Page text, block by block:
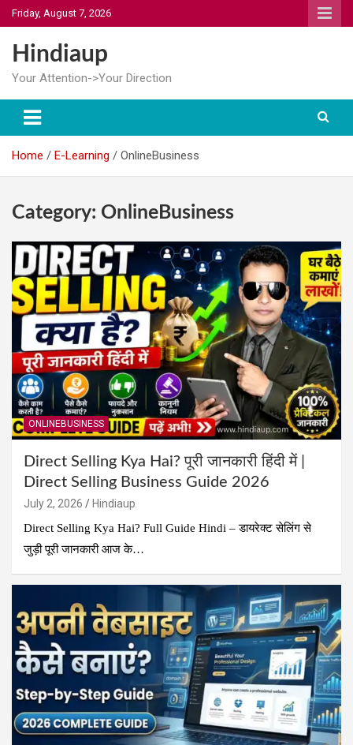
Skip
to
content
Friday, August 7, 2026
Hindiaup
Your Attention->Your Direction
Home E-Learning OnlineBusiness
Category: OnlineBusiness
ONLINEBUSINESS
Direct Selling Kya Hai? पूरी जानकारी हिंदी में |
Direct Selling Business Guide 2026
July 2, 2026
Hindiaup
Direct Selling Kya Hai? Full Guide Hindi – डायरेक्ट सेलिंग से
जुड़ी पूरी जानकारी आज के…